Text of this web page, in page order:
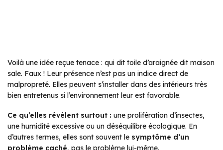
Voilà une idée reçue tenace : qui dit toile d’araignée dit maison
sale. Faux ! Leur présence n’est pas un indice direct de
malpropreté. Elles peuvent s’installer dans des intérieurs très
bien entretenus si l’environnement leur est favorable.
Ce qu’elles révèlent surtout : une prolifération d’insectes,
une humidité excessive ou un déséquilibre écologique. En
d’autres termes, elles sont souvent le symptôme d’un
problème caché, pas le problème lui-même.